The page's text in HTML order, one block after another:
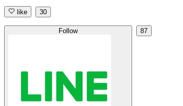
like 30
Follow 87